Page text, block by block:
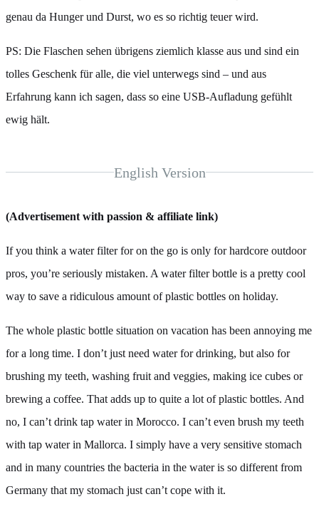
genau da Hunger und Durst, wo es so richtig teuer wird.
PS: Die Flaschen sehen übrigens ziemlich klasse aus und sind ein
tolles Geschenk für alle, die viel unterwegs sind – und aus
Erfahrung kann ich sagen, dass so eine USB-Aufladung gefühlt
ewig hält.
English Version
(Advertisement with passion & affiliate link)
If you think a water filter for on the go is only for hardcore outdoor
pros, you’re seriously mistaken. A water filter bottle is a pretty cool
way to save a ridiculous amount of plastic bottles on holiday.
The whole plastic bottle situation on vacation has been annoying me
for a long time. I don’t just need water for drinking, but also for
brushing my teeth, washing fruit and veggies, making ice cubes or
brewing a coffee. That adds up to quite a lot of plastic bottles. And
no, I can’t drink tap water in Morocco. I can’t even brush my teeth
with tap water in Mallorca. I simply have a very sensitive stomach
and in many countries the bacteria in the water is so different from
Germany that my stomach just can’t cope with it.